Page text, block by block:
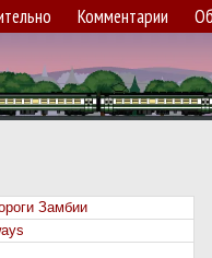
Комментарии
Замбии